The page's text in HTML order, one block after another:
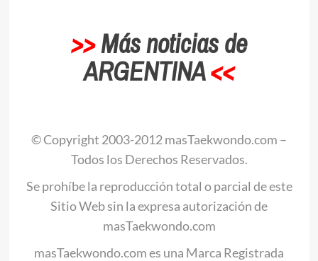
>>Más noticias de
ARGENTINA<<
© Copyright 2003-2012 masTaekwondo.com –
Todos los Derechos Reservados.
Se prohíbe la reproducción total o parcial de este
Sitio Web sin la expresa autorización de
masTaekwondo.com
masTaekwondo.com es una Marca Registrada